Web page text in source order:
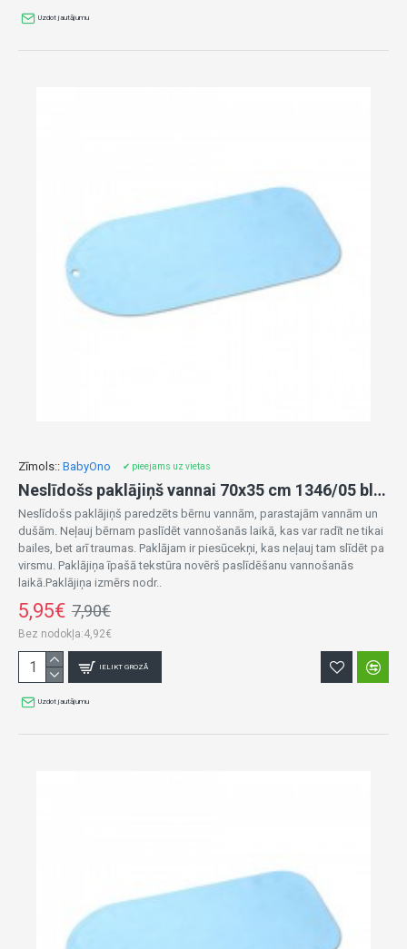
Uzdot jautājumu
Zīmols:: BabyOno ✔ pieejams uz vietas
Neslīdošs paklājiņš vannai 70x35 cm 1346/05 blue
Neslīdošs paklājiņš paredzēts bērnu vannām, parastajām vannām un
dušām. Neļauj bērnam paslīdēt vannošanās laikā, kas var radīt ne tikai
bailes, bet arī traumas. Paklājam ir piesūcekņi, kas neļauj tam slīdēt pa
virsmu. Paklājiņa īpašā tekstūra novērš paslīdēšanu vannošanās
laikā.Paklājiņa izmērs nodr..
5,95€ 7,90€
Bez nodokļa:4,92€
IELIKT GROZĀ
Uzdot jautājumu